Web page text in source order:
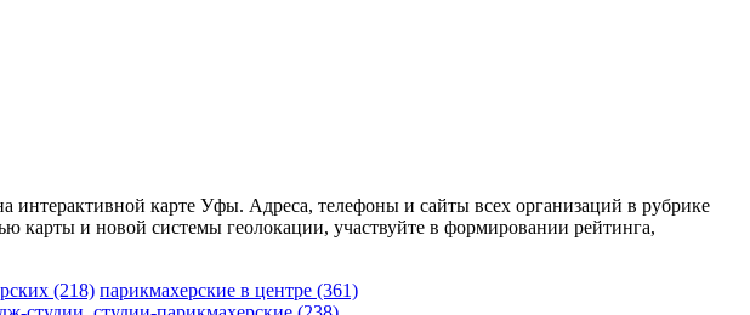
интерактивной карте Уфы. Адреса, телефоны и сайты всех организаций в рубрике
и новой системы геолокации, участвуйте в формировании рейтинга,
(218) парикмахерские в центре (361)